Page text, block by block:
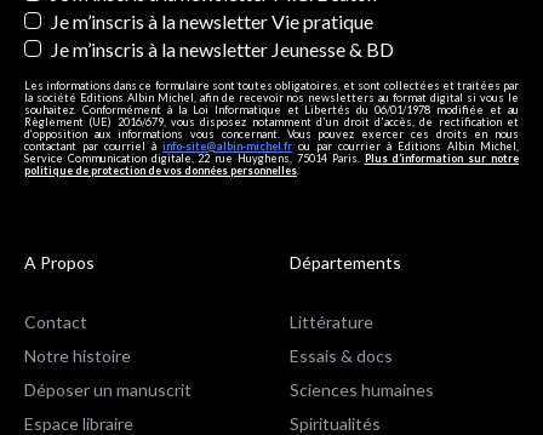
Je m’inscris à la newsletter Vie pratique
Je m’inscris à la newsletter Jeunesse & BD
Les informations dans ce formulaire sont toutes obligatoires, et sont collectées et traitées par
la société Editions Albin Michel, afin de recevoir nos newsletters au format digital si vous le
souhaitez. Conformément à la Loi Informatique et Libertés du 06/01/1978 modifiée et au
Règlement (UE) 2016/679, vous disposez notamment d'un droit d'accès, de rectification et
d’opposition aux informations vous concernant. Vous pouvez exercer ces droits en nous
contactant par courriel à info-site@albin-michel.fr ou par courrier à Editions Albin Michel,
Service Communication digitale, 22 rue Huyghens, 75014 Paris. Plus d’information sur notre
politique de protection de vos données personnelles
A Propos
Contact
Notre histoire
Déposer un manuscrit
Espace libraire
Départements
Littérature
Essais & docs
Sciences humaines
Spiritualités